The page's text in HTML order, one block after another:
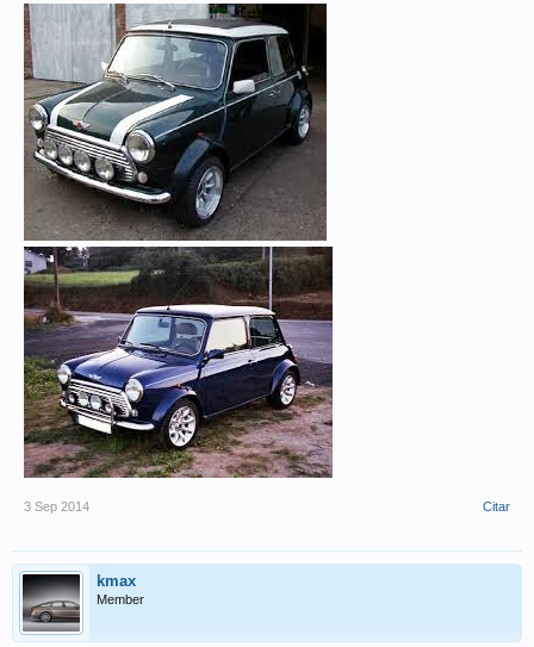
3 Sep 2014 Citar
kmax
Member